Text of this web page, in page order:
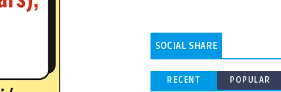
SOCIAL SHARE
RECENT POPULAR